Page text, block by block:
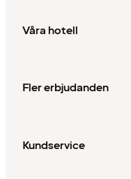
Våra hotell
Fler erbjudanden
Kundservice